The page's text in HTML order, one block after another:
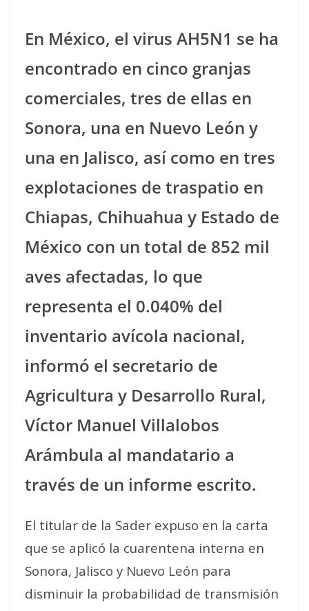
En México, el virus AH5N1 se ha
encontrado en cinco granjas
comerciales, tres de ellas en
Sonora, una en Nuevo León y
una en Jalisco, así como en tres
explotaciones de traspatio en
Chiapas, Chihuahua y Estado de
México con un total de 852 mil
aves afectadas, lo que
representa el 0.040% del
inventario avícola nacional,
informó el secretario de
Agricultura y Desarrollo Rural,
Víctor Manuel Villalobos
Arámbula al mandatario a
través de un informe escrito.
El titular de la Sader expuso en la carta
que se aplicó la cuarentena interna en
Sonora, Jalisco y Nuevo León para
disminuir la probabilidad de transmisión